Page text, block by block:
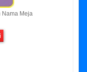
Nama Meja